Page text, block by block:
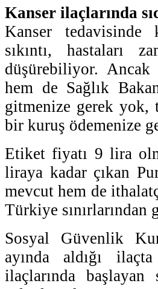
Kanser ilaçlarında
Kanser tedavisinde
sıkıntı, hastaları
düşürebiliyor.
hem de Sağlık
gitmenize gerek
bir kuruş ödemenize
Etiket fiyatı 9 lira
liraya kadar çıkan
mevcut hem de
Türkiye sınırlarından
Sosyal Güvenlik
ayında aldığı
ilaçlarında başlayan